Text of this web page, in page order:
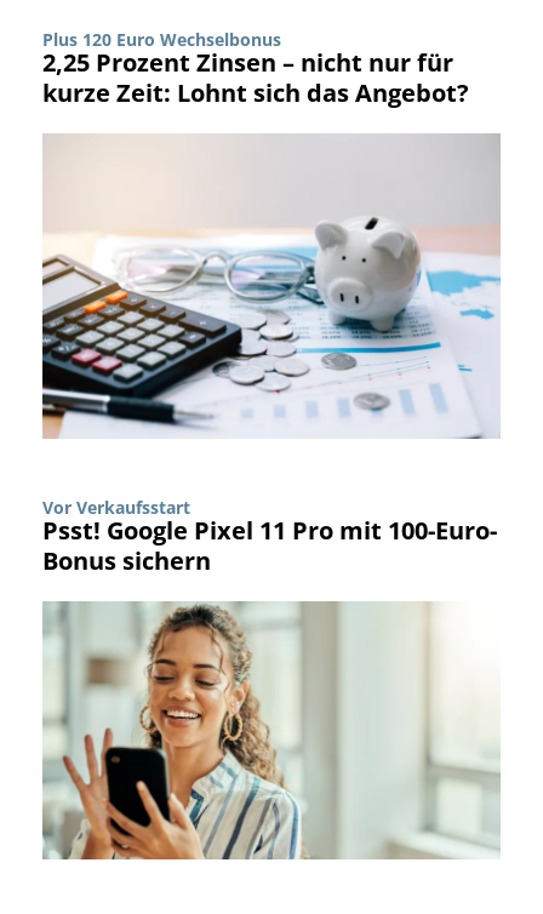
Plus 120 Euro Wechselbonus
2,25 Prozent Zinsen – nicht nur für
kurze Zeit: Lohnt sich das Angebot?
Vor Verkaufsstart
Psst! Google Pixel 11 Pro mit 100-Euro-
Bonus sichern